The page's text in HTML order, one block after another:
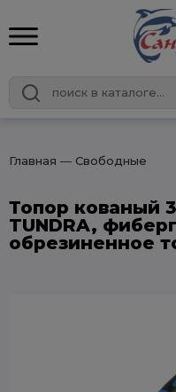
Главная ― Свободные
Топор кованый
TUNDRA,
обрезиненное